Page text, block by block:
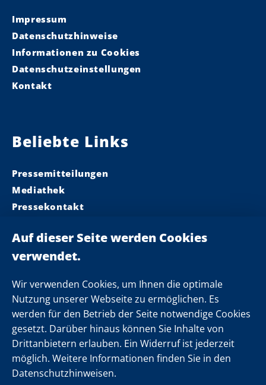
Wir verwenden Cookies, um Ihnen die optimale
Nutzung unserer Webseite zu ermöglichen. Es
werden für den Betrieb der Seite notwendige Cookies
gesetzt. Darüber hinaus können Sie Inhalte von
Drittanbietern erlauben. Ein Widerruf ist jederzeit
möglich. Weitere Informationen finden Sie in den
Datenschutzhinweisen.
Impressum
Datenschutzhinweise
Informationen zu Cookies
Datenschutzeinstellungen
Kontakt
Beliebte Links
Pressemitteilungen
Mediathek
Pressekontakt
Landeskabinett
Einsamkeit
Folgen Sie uns